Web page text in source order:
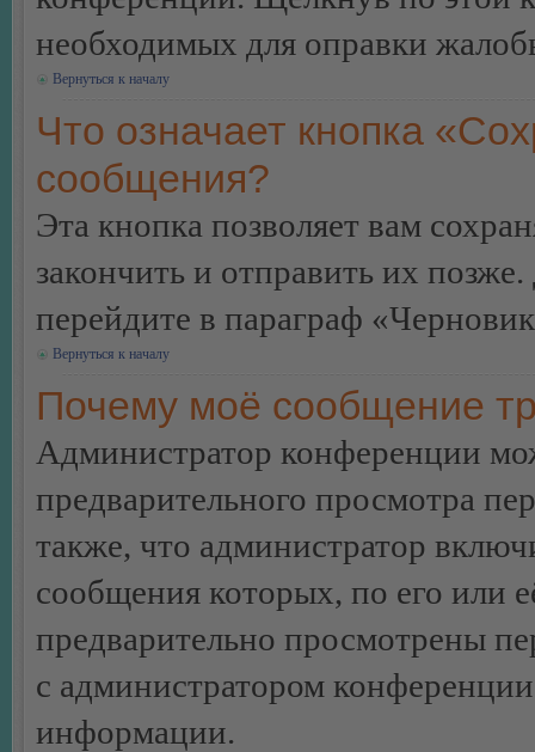
необходимых для оправки
Вернуться к началу
Что означает кнопка
сообщения?
Эта кнопка позволяет вам
закончить и отправить их
перейдите в параграф
Вернуться к началу
Почему моё сообщение
Администратор конференции
предварительного просмотра
также, что администратор
сообщения которых, по его или
предварительно просмотрены
с администратором
информации.